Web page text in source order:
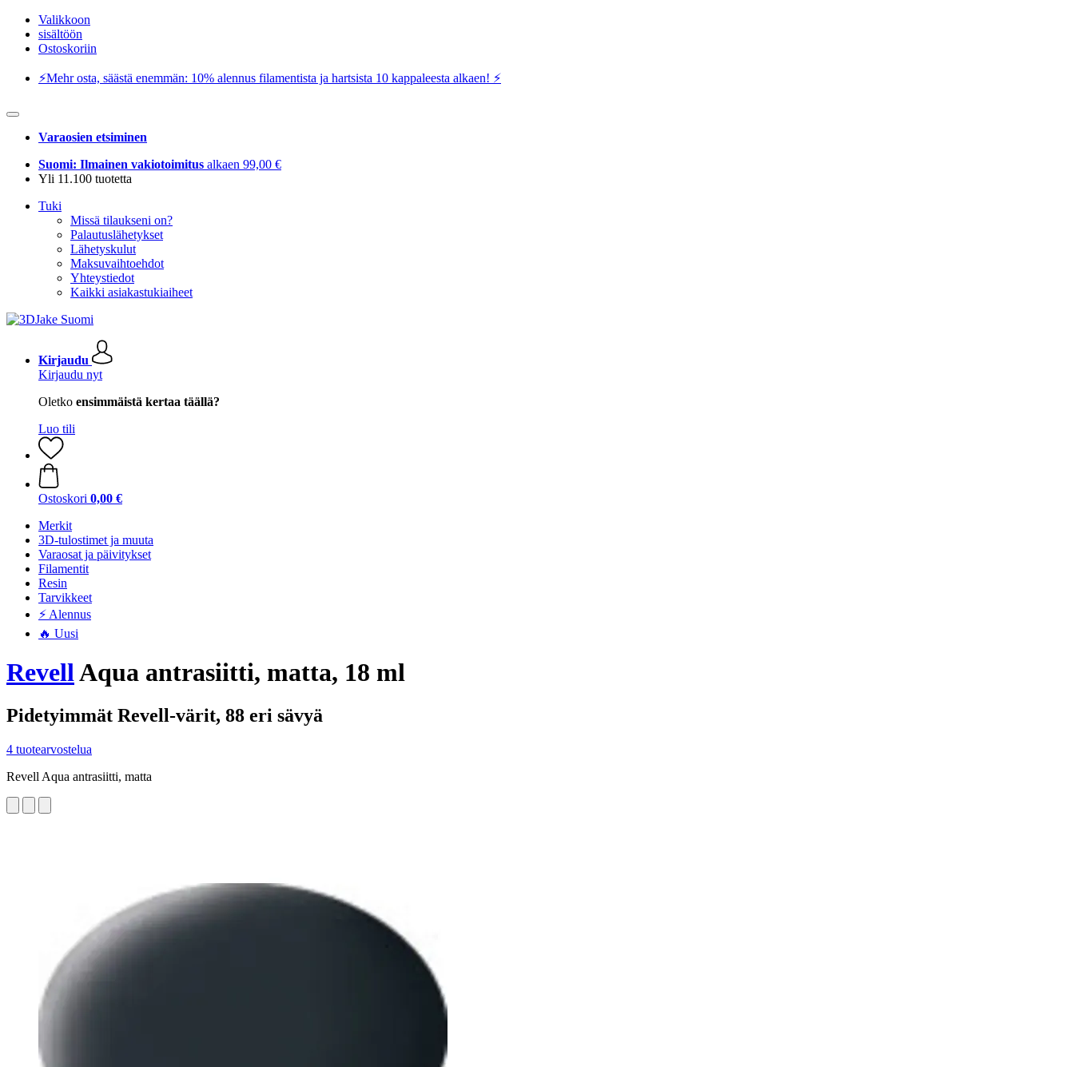
Valikkoon
sisältöön
Ostoskoriin
⚡️Mehr osta, säästä enemmän: 10% alennus filamentista ja hartsista 10 kappaleesta alkaen! ⚡️
Varaosien etsiminen
Suomi: Ilmainen vakiotoimitus alkaen 99,00 €
Yli 11.100 tuotetta
Tuki
Missä tilaukseni on?
Palautuslähetykset
Lähetyskulut
Maksuvaihtoehdot
Yhteystiedot
Kaikki asiakastukiaiheet
Kirjaudu
Kirjaudu nyt
Oletko ensimmäistä kertaa täällä?
Luo tili
Ostoskori 0,00 €
Merkit
3D-tulostimet ja muuta
Varaosat ja päivitykset
Filamentit
Resin
Tarvikkeet
⚡ Alennus
🔥 Uusi
RevellAqua antrasiitti, matta, 18 ml
Pidetyimmät Revell-värit, 88 eri sävyä
4 tuotearvostelua
Revell Aqua antrasiitti, matta